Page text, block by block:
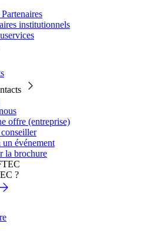
institutionnels
offre (entreprise)
un événement
la brochure
?